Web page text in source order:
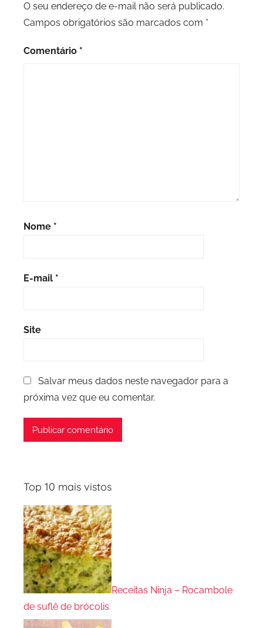
O seu endereço de e-mail não será publicado.
Campos obrigatórios são marcados com *
Comentário *
Nome *
E-mail *
Site
Salvar meus dados neste navegador para a
próxima vez que eu comentar.
Top 10 mais vistos
Receitas Ninja – Rocambole
de suflê de brócolis